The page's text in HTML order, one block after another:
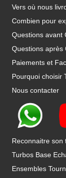
Vers où nous
Combien pour
Questions avant
Questions après
Paiements et
Pourquoi choisir
Nous contacter
Reconnaitre son
Turbos Base
Ensembles